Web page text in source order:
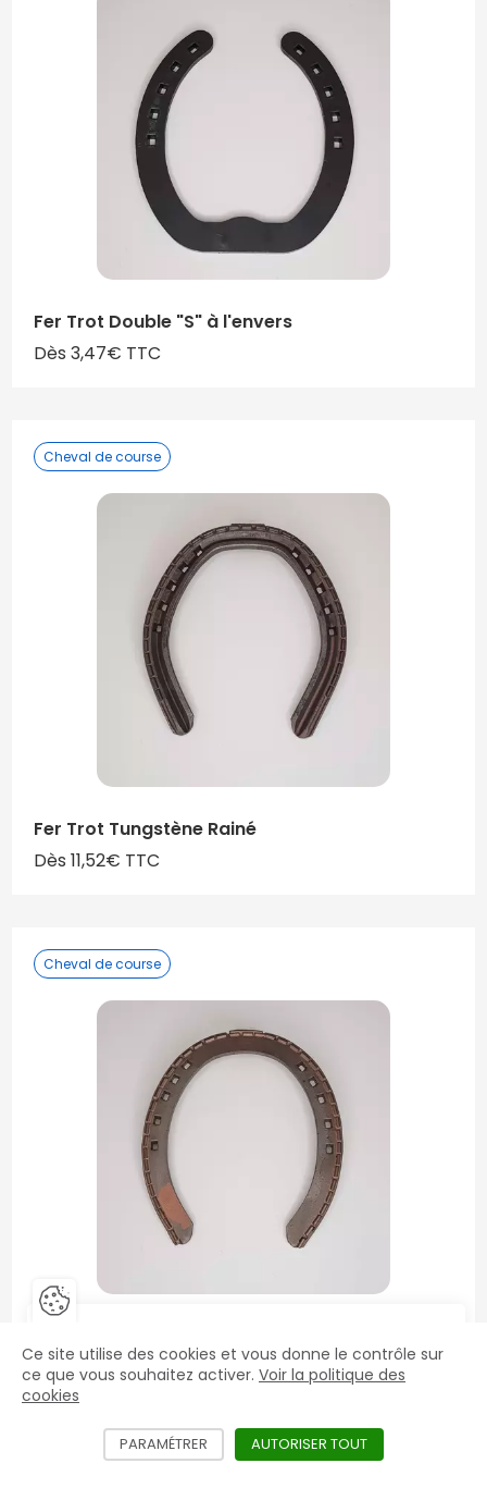
Accéder aux prix HT et aux offres exclusives
Fer Trot Double "S" à l'envers
Dès 3,47€ TTC
Cheval de course
Fer Trot Tungstène Rainé
Dès 11,52€ TTC
Cheval de course
Dès 10,82€ TTC
Ce site utilise des cookies et vous donne le contrôle sur
ce que vous souhaitez activer. Voir la politique des
cookies
PARAMÉTRER LES DIFFÉRENTS SERVICES NÉCÉSSITANT
AUTORISER TOUT